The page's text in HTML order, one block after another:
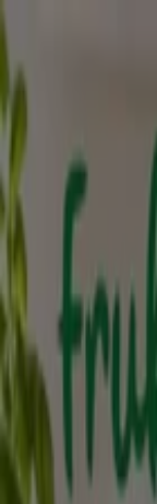
Ludvika
Featured
Trädgård
Kläder,
Sport
och Parfym
Kaféer
Böcker
Reklam
De bästa